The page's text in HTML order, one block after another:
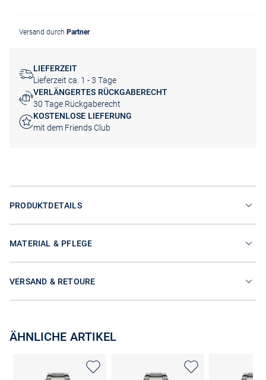
Versand durch Partner
LIEFERZEIT
Lieferzeit ca. 1 - 3 Tage
VERLÄNGERTES RÜCKGABERECHT
30 Tage Rückgaberecht
KOSTENLOSE LIEFERUNG
mit dem Friends Club
PRODUKTDETAILS
MATERIAL & PFLEGE
VERSAND & RETOURE
ÄHNLICHE ARTIKEL